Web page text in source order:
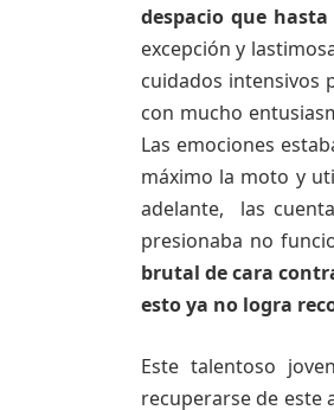
despacio que
excepción y
cuidados intensivos
con mucho
Las emociones
máximo la moto y
adelante, las
presionaba no
brutal de cara
esto ya no logra
Este talentoso
recuperarse de este